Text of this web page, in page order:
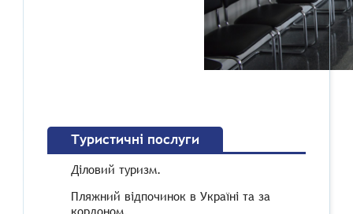
Туристичні послуги
Діловий туризм.
Пляжний відпочинок в Україні та за